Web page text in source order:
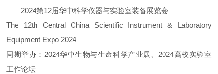
2024第12届华中科学仪器与实验室装备展览会
The 12th Central China Scientific Instrument & Laboratory
Equipment Expo 2024
同期举办：2024华中生物与生命科学产业展、2024高校实验室
工作论坛